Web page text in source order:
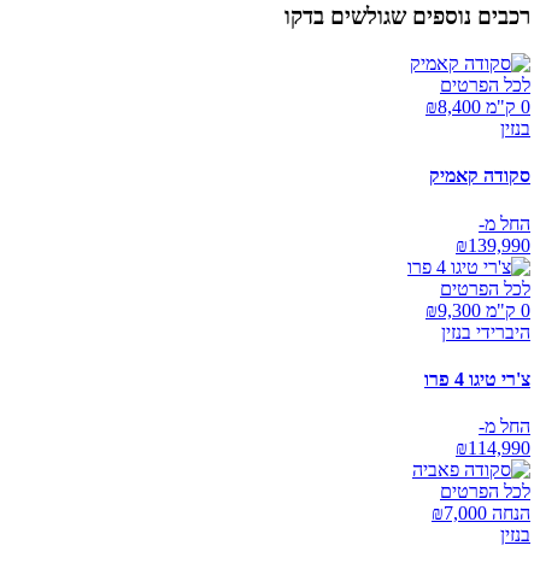
רכבים נוספים שגולשים בדקו
לכל הפרטים
0 ק"מ ₪
8,400
בנזין
סקודה קאמיק
החל מ-
₪139,990
לכל הפרטים
0 ק"מ ₪
9,300
היברידי בנזין
צ'רי טיגו 4 פרו
החל מ-
₪114,990
לכל הפרטים
הנחה ₪ 7,000
בנזין